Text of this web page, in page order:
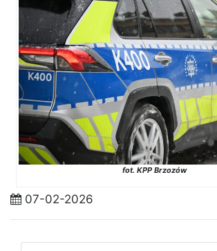
fot. KPP Brzozów
07-02-2026